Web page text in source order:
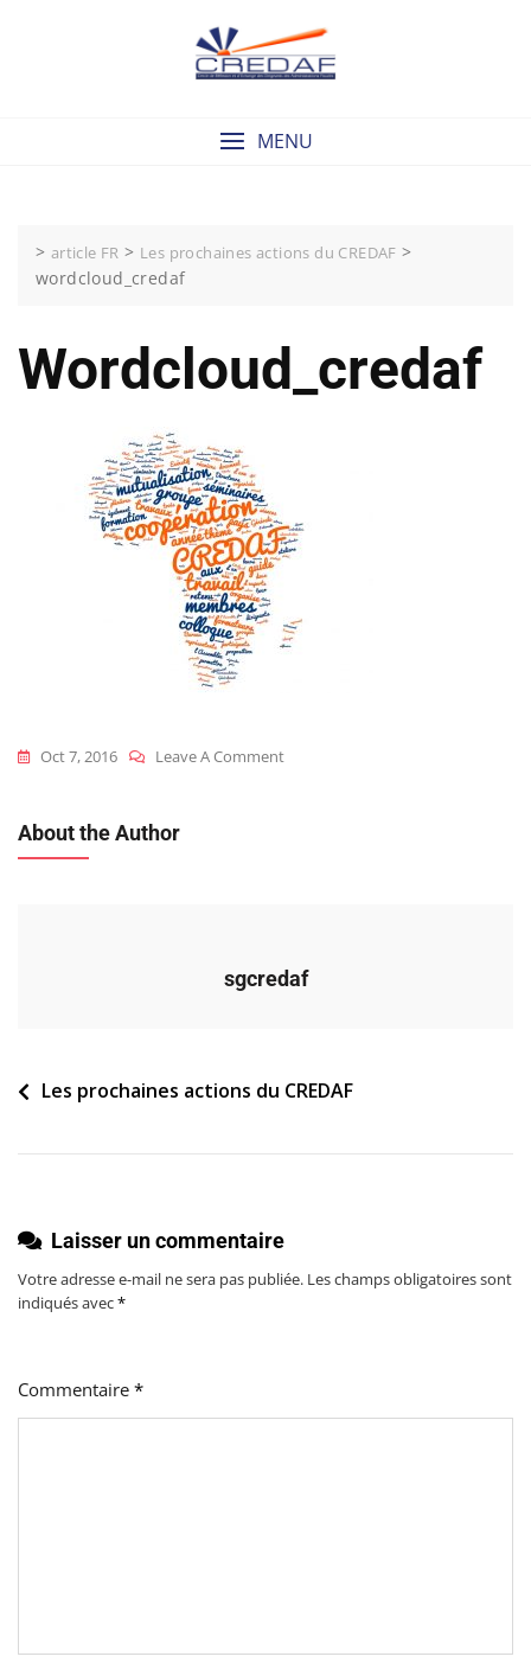
MENU
> article FR > Les prochaines actions du CREDAF >
wordcloud_credaf
Wordcloud_credaf
Oct 7, 2016 Leave A CommentOn
About the Author
sgcredaf
Navigation
l’article
Les prochaines actions du CREDAF
Laisser un commentaire
Votre adresse e-mail ne sera pas publiée. Les champs obligatoires sont
indiqués avec*
Commentaire *